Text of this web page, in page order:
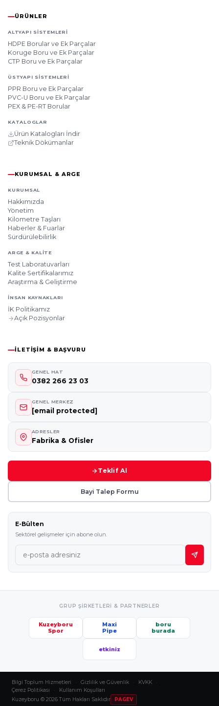
ÜRÜNLER
ALTYAPI SISTEMLERI
HDPE Borular ve Ek Parçalar
Koruge Boru ve Ek Parçalar
CTP Boru ve Ek Parçalar
ÜSTYAPI SISTEMLERI
PPR Boru ve Ek Parçalar
PVC-U Boru ve Ek Parçalar
PEX & PE-RT Borular
KATALOGLAR
Ürün Katalogları İndir
Teknik Dökümanlar
KURUMSAL & ARGE
KURUMSAL
Hakkımızda
Yönetim
Kilometre Taşları
Haberler & Fuarlar
Sürdürülebilirlik
ARGE & KALITE
Test Laboratuvarları
Kalite Sertifikalarımız
Araştırma & Geliştirme
İNSAN KAYNAKLARI
İK Politikamız
Açık Pozisyonlar
İLETIŞIM & BAŞVURU
GENEL HAT
0382 266 23 03
GENEL MERKEZ
[email protected]
ADRESLER
Fabrika & Ofisler
Teklif Al
Bayi Talep Formu
E-Bülten
Sektörel gelişmeler için abone olun.
GRUP ŞIRKETLERI & PARTNERLER
Kuzeyboru
Spor
Maxi
Pipe
boru
burada
etkiniz
Bilgi Toplum Hizmetleri · Gizlilik ve Güvenlik · KVKK
·
Çerez Politikası
·
Kullanım Koşulları
Kuzeyboru © 2026 Tüm Hakları Saklıdır
PAGEV